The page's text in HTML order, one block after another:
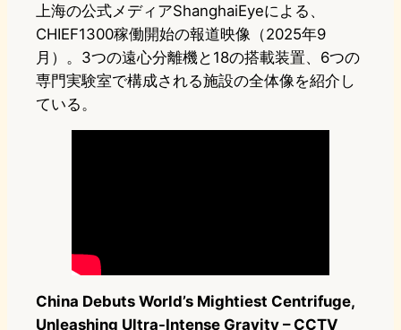
上海の公式メディアShanghaiEyeによる、
CHIEF1300稼働開始の報道映像（2025年9
月）。3つの遠心分離機と18の搭載装置、6つの
専門実験室で構成される施設の全体像を紹介し
ている。
China Debuts World’s Mightiest Centrifuge,
Unleashing Ultra-Intense Gravity – CCTV